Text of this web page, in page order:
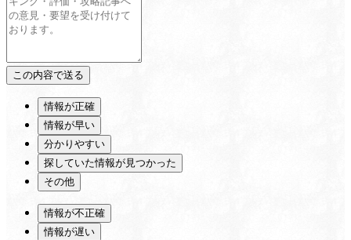
情報が正確
情報が早い
分かりやすい
探していた情報が見つかった
その他
情報が不正確
情報が遅い